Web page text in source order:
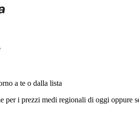
a te o dalla lista
per i prezzi medi regionali di oggi oppure